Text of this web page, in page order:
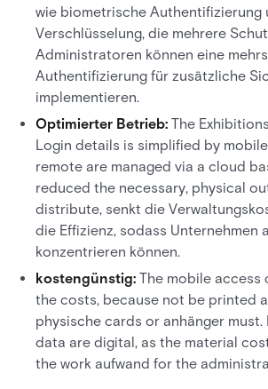
wie biometrische Authentifizierung
Verschlüsselung, die mehrere
Administratoren können eine
Authentifizierung für zusätzliche
implementieren.
Optimierter Betrieb: The
Login details is simplified by
remote are managed via a cloud
reduced the necessary, physical
distribute, senkt die
die Effizienz, sodass Unternehmen
konzentrieren können.
kostengünstig: The mobile
the costs, because not be printed
physische cards or anhänger
data are digital, as the material
the work aufwand for the